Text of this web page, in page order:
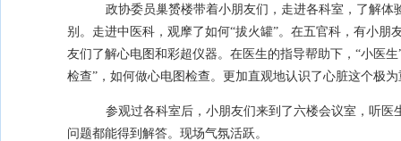
政协委员巢赟楼带着小朋友们，走进各科室，了解
别。走进中医科，观摩了如何“拔火罐”。在五官科，有小
友们了解心电图和彩超仪器。在医生的指导帮助下，“小医
检查”，如何做心电图检查。更加直观地认识了心脏这个极
参观过各科室后，小朋友们来到了六楼会议室，听
问题都能得到解答。现场气氛活跃。